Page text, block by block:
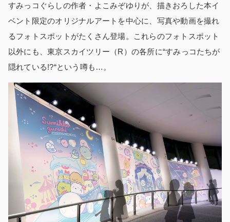
すみっコぐらしの作者・よこみぞゆりが、描きおろした本イ
ベント限定のオリジナルアートを中心に、写真や動画を撮れ
るフォトスポットがたくさん登場。これらのフォトスポット
以外にも、東京スカイツリー（R）の各所に“すみっコたちが
隠れている!?“という噂も…。